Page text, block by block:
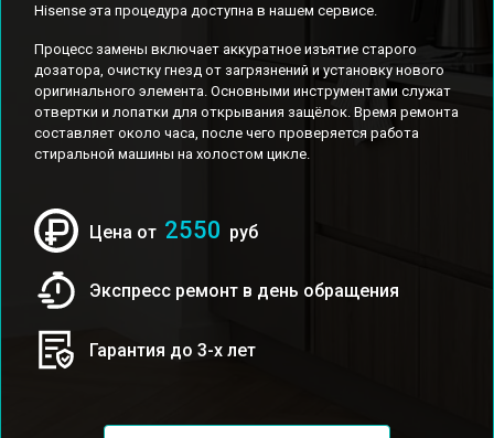
Hisense эта процедура доступна в нашем сервисе.
Процесс замены включает аккуратное изъятие старого
дозатора, очистку гнезд от загрязнений и установку нового
оригинального элемента. Основными инструментами служат
отвертки и лопатки для открывания защёлок. Время ремонта
составляет около часа, после чего проверяется работа
стиральной машины на холостом цикле.
Цена от 2550 руб
Экспресс ремонт в день обращения
Гарантия до 3-х лет